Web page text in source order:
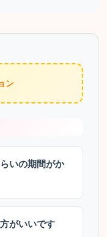
ン
いの期間がか
がいいです